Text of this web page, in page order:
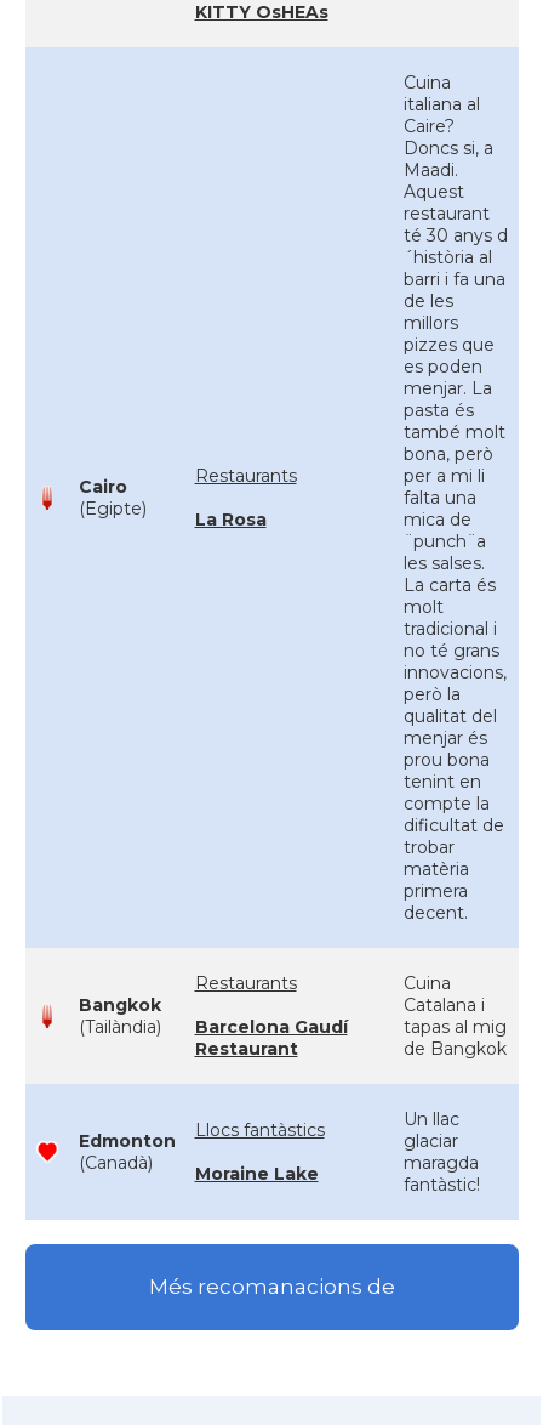
KITTY OsHEAs
Cairo
(Egipte)
Restaurants
La Rosa
Cuina
italiana al
Caire?
Doncs si, a
Maadi.
Aquest
restaurant
té 30 anys d
´història al
barri i fa una
de les
millors
pizzes que
es poden
menjar. La
pasta és
també molt
bona, però
per a mi li
falta una
mica de
¨punch¨a
les salses.
La carta és
molt
tradicional i
no té grans
innovacions,
però la
qualitat del
menjar és
prou bona
tenint en
compte la
dificultat de
trobar
matèria
primera
decent.
Bangkok
(Tailàndia)
Restaurants
Barcelona Gaudí
Restaurant
Cuina
Catalana i
tapas al mig
de Bangkok
Edmonton
(Canadà)
Llocs fantàstics
Moraine Lake
Un llac
glaciar
maragda
fantàstic!
Més recomanacions de